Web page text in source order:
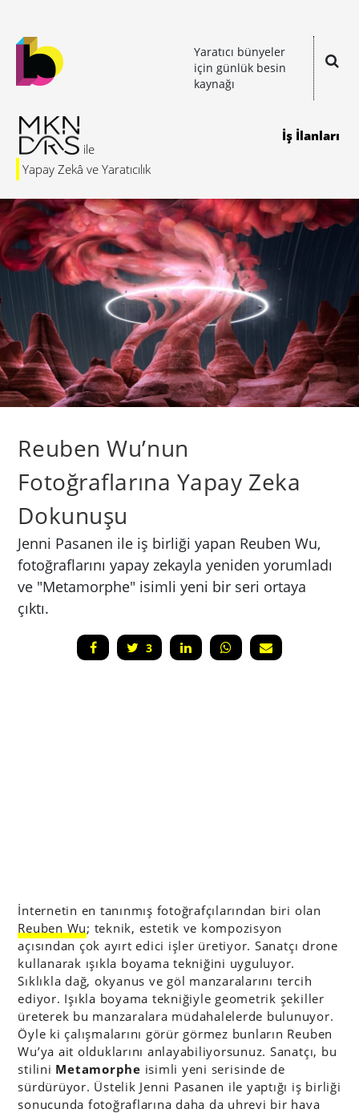
Yaratıcı bünyeler
için günlük besin
kaynağı
Yapay Zekâ ve Yaratıcılık
İş İlanları
Reuben Wu’nun
Fotoğraflarına Yapay Zeka
Dokunuşu
Jenni Pasanen ile iş birliği yapan Reuben Wu,
fotoğraflarını yapay zekayla yeniden yorumladı
ve "Metamorphe" isimli yeni bir seri ortaya
çıktı.
3
İnternetin en tanınmış fotoğrafçılarından biri olan
Reuben Wu; teknik, estetik ve kompozisyon
açısından çok ayırt edici işler üretiyor. Sanatçı drone
kullanarak ışıkla boyama tekniğini uyguluyor.
Sıklıkla dağ, okyanus ve göl manzaralarını tercih
ediyor. Işıkla boyama tekniğiyle geometrik şekiller
üreterek bu manzaralara müdahalelerde bulunuyor.
Öyle ki çalışmalarını görür görmez bunların Reuben
Wu’ya ait olduklarını anlayabiliyorsunuz. Sanatçı, bu
stilini Metamorphe isimli yeni serisinde de
sürdürüyor. Üstelik Jenni Pasanen ile yaptığı iş birliği
sonucunda fotoğraflarına daha da uhrevi bir hava